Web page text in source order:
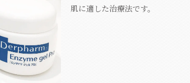
肌に適した治療法です。